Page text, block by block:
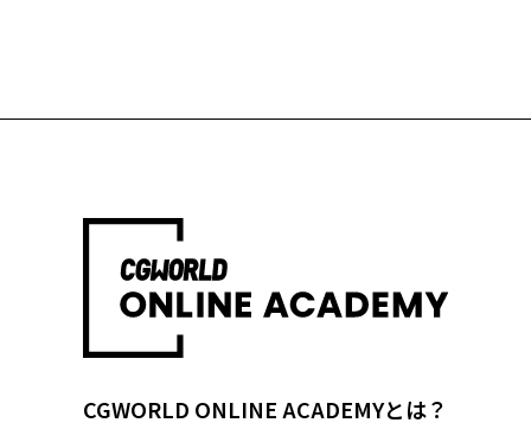
CGWORLD ONLINE ACADEMYとは？